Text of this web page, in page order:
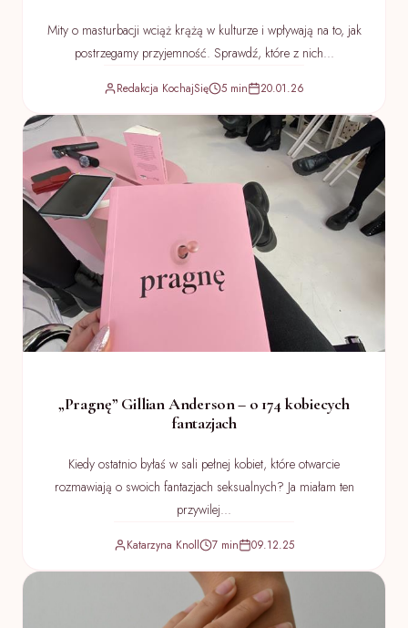
Mity o masturbacji wciąż krążą w kulturze i wpływają na to, jak
postrzegamy przyjemność. Sprawdź, które z nich...
Redakcja KochajSię 5 min 20.01.26
„Pragnę” Gillian Anderson – o 174 kobiecych
fantazjach
Kiedy ostatnio byłaś w sali pełnej kobiet, które otwarcie
rozmawiają o swoich fantazjach seksualnych? Ja miałam ten
przywilej...
Katarzyna Knoll 7 min 09.12.25